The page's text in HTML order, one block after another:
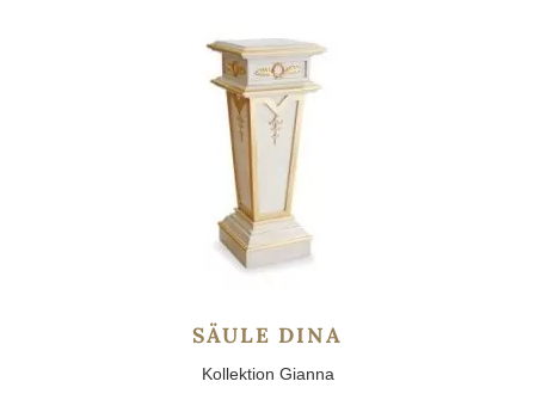
SÄULE DINA
Kollektion Gianna